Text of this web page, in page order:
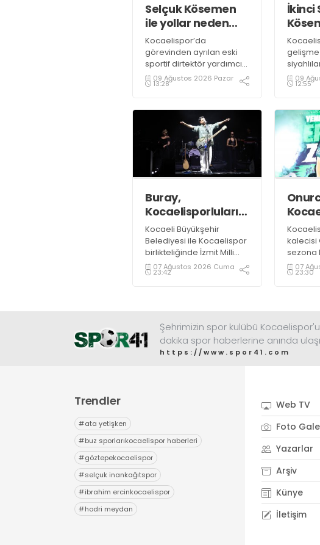
Selçuk Kösemen
ile yollar neden
ayrıldı?
Kocaelispor’da
görevinden ayrılan eski
sportif dirtektör yardımcısı
Selçuk Kösemen şok
gelişme sonrası ilk
yaptı.
09 Ağustos 2026 Pazar
13:28
İkinci
de
gelişme
Direktör
görevini
edildiği
09
12:55
Buray,
Kocaelisporluları
mest etti
Kocaeli Büyükşehir
Belediyesi ile Kocaelispor
birlikteliğinde İzmit Milli
İrade Meydanı’nda
düzenlenen Kocaelispor
inletti.
07 Ağustos 2026 Cuma
23:42
kalecisi
sezona
07
23:30
Şehrimizin spor kulübü
dakika spor haberlerine anında
https://www.spor41.com
Trendler
#ata yetişken
#buz sporlarıkocaelispor haberleri
#göztepekocaelispor
#selçuk inankağıtspor
#ibrahim ercinkocaelispor
#hodri meydan
Web TV
Foto
Yazarlar
Arşiv
Künye
İletişim